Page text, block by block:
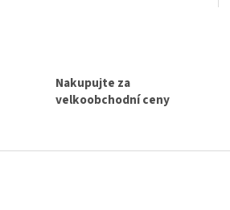
á
d
a
p
Nakupujte za
velkoobchodní ceny